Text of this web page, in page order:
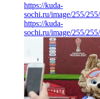
https://kuda-
sochi.ru/image/255/
https://kuda-
sochi.ru/image/255/